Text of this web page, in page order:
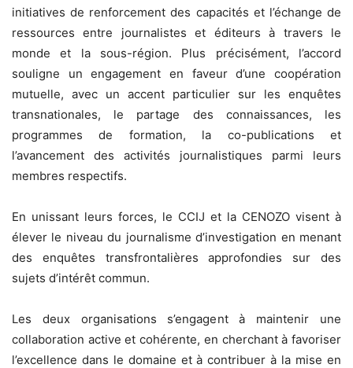
initiatives de renforcement des capacités et l’échange de
ressources entre journalistes et éditeurs à travers le
monde et la sous-région. Plus précisément, l’accord
souligne un engagement en faveur d’une coopération
mutuelle, avec un accent particulier sur les enquêtes
transnationales, le partage des connaissances, les
programmes de formation, la co-publications et
l’avancement des activités journalistiques parmi leurs
membres respectifs.
En unissant leurs forces, le CCIJ et la CENOZO visent à
élever le niveau du journalisme d’investigation en menant
des enquêtes transfrontalières approfondies sur des
sujets d’intérêt commun.
Les deux organisations s’engagent à maintenir une
collaboration active et cohérente, en cherchant à favoriser
l’excellence dans le domaine et à contribuer à la mise en